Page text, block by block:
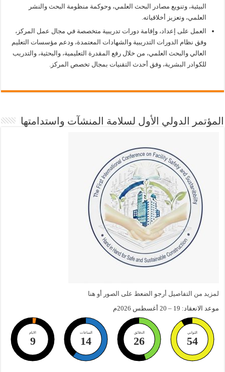
البيئية، وتنويع مصادر البحث العلمي، وحوكمة منظومة البحث والنشر
العلمي، وتعزيز أخلاقياته.
العمل على إعداد، وإقامة دورات تدريبية متخصصة في مجال عمل المركز،
وفق نظام الدورات التدريبية والشهادات المعتمدة، ودعم مؤسسات التعليم
العالي والبحث العلمي، من خلال رفع المقدرة التعليمية، والبحثية، والتدريب
للكوادر البشرية، وفق أحدث التقنيات بمجال تخصص المركز.
المؤتمر الدولي الأول لسلامة المنشآت واستدامتها
لمزيد من التفاصيل أرجو الضعط على الصور أو هنا
موعد الانعقاد: 19 – 20 أغسطس 2026م
الايام
9
الساعات
14
الدقائق
26
الثواني
54